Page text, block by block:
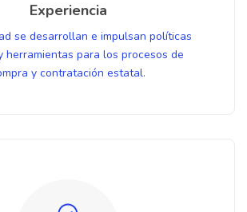
Experiencia
se desarrollan e impulsan políticas
herramientas para los procesos de
y contratación estatal.